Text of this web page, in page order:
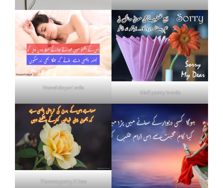
Neend shayari urdu
Mafi poetry in urdu
Flowers poetry 2 lines